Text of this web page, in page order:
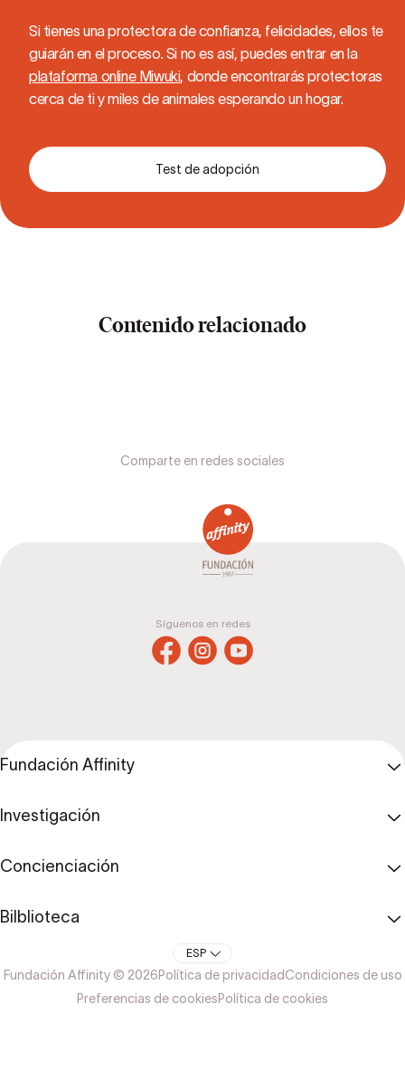
Si tienes una protectora de confianza, felicidades, ellos te
guiarán en el proceso. Si no es así, puedes entrar en la
plataforma online Miwuki, donde encontrarás protectoras
cerca de ti y miles de animales esperando un hogar.
Test de adopción
Contenido relacionado
Comparte en redes sociales
Síguenos en redes
Fundación Affinity
Investigación
Concienciación
Bilblioteca
ESP
Fundación Affinity © 2026Política de privacidadCondiciones de uso
Preferencias de cookiesPolítica de cookies